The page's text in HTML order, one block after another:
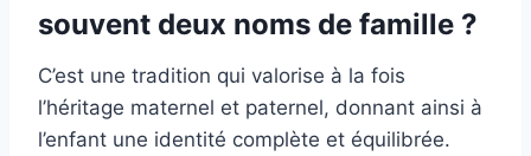
souvent deux noms de famille ?
C’est une tradition qui valorise à la fois
l’héritage maternel et paternel, donnant ainsi à
l’enfant une identité complète et équilibrée.